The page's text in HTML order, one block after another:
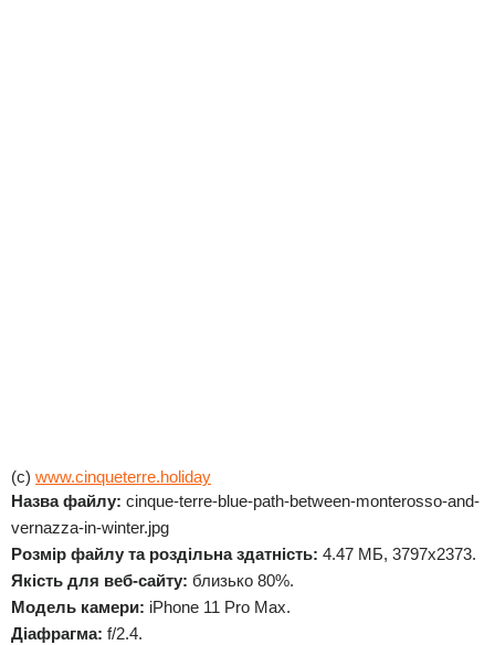
(c) www.cinqueterre.holiday
Назва файлу: cinque-terre-blue-path-between-monterosso-and-
vernazza-in-winter.jpg
Розмір файлу та роздільна здатність: 4.47 МБ, 3797x2373.
Якість для веб-сайту: близько 80%.
Модель камери: iPhone 11 Pro Max.
Діафрагма: f/2.4.